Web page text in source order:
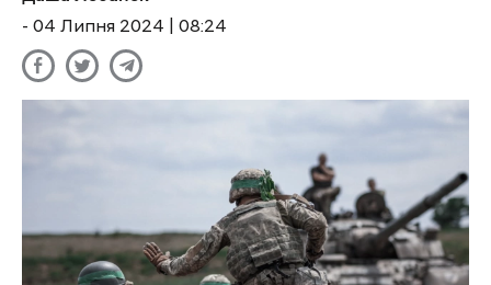
- 04 Липня 2024 | 08:24